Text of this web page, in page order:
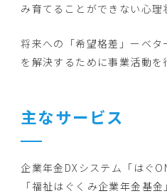
み育てることができない心理
将来への「希望格差」ーベ
を解決するために事業活動を
主なサービス
企業年金DXシステム「はぐ
「福祉はぐくみ企業年金基